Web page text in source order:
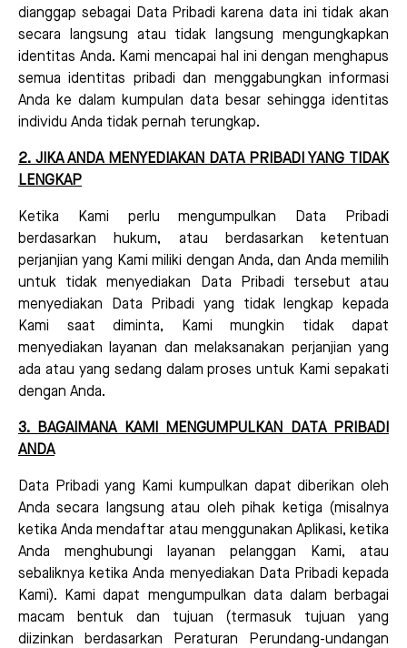
dianggap sebagai Data Pribadi karena data ini tidak akan
secara langsung atau tidak langsung mengungkapkan
identitas Anda. Kami mencapai hal ini dengan menghapus
semua identitas pribadi dan menggabungkan informasi
Anda ke dalam kumpulan data besar sehingga identitas
individu Anda tidak pernah terungkap.
2. JIKA ANDA MENYEDIAKAN DATA PRIBADI YANG TIDAK
LENGKAP
Ketika Kami perlu mengumpulkan Data Pribadi
berdasarkan hukum, atau berdasarkan ketentuan
perjanjian yang Kami miliki dengan Anda, dan Anda memilih
untuk tidak menyediakan Data Pribadi tersebut atau
menyediakan Data Pribadi yang tidak lengkap kepada
Kami saat diminta, Kami mungkin tidak dapat
menyediakan layanan dan melaksanakan perjanjian yang
ada atau yang sedang dalam proses untuk Kami sepakati
dengan Anda.
3. BAGAIMANA KAMI MENGUMPULKAN DATA PRIBADI
ANDA
Data Pribadi yang Kami kumpulkan dapat diberikan oleh
Anda secara langsung atau oleh pihak ketiga (misalnya
ketika Anda mendaftar atau menggunakan Aplikasi, ketika
Anda menghubungi layanan pelanggan Kami, atau
sebaliknya ketika Anda menyediakan Data Pribadi kepada
Kami). Kami dapat mengumpulkan data dalam berbagai
macam bentuk dan tujuan (termasuk tujuan yang
diizinkan berdasarkan Peraturan Perundang-undangan